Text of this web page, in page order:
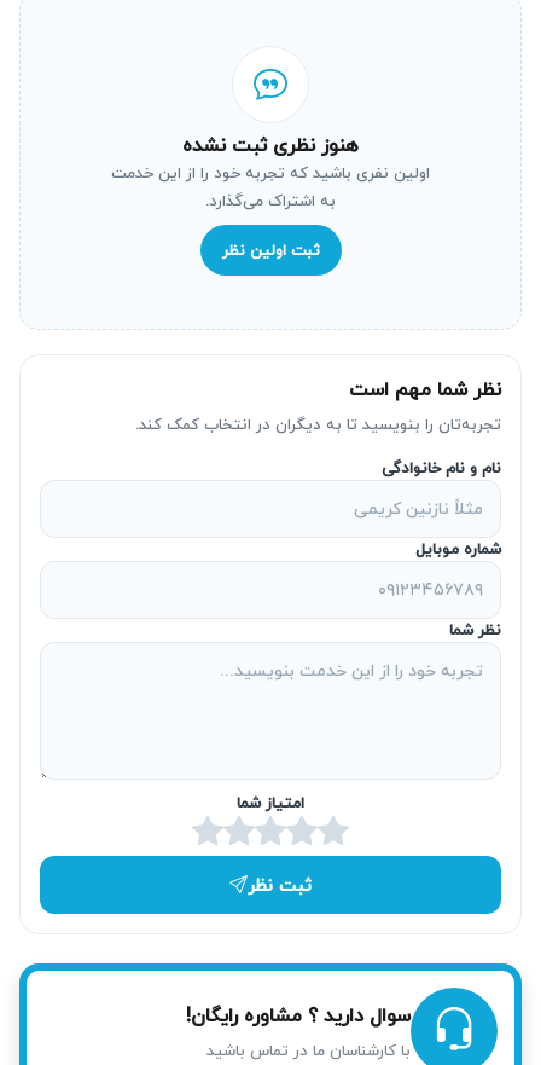
هنوز نظری ثبت نشده
اولین نفری باشید که تجربه خود را از این خدمت
به اشتراک می‌گذارد.
ثبت اولین نظر
نظر شما مهم است
تجربه‌تان را بنویسید تا به دیگران در انتخاب کمک کند.
نام و نام خانوادگی
شماره موبایل
نظر شما
امتیاز شما
ثبت نظر
سوال دارید ؟ مشاوره رایگان!
با کارشناسان ما در تماس باشید